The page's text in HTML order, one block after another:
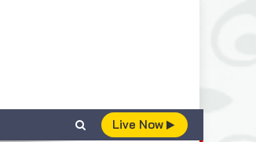
Live Now